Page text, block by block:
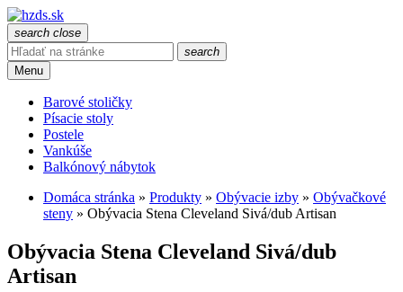
search close
search
Menu
Barové stoličky
Písacie stoly
Postele
Vankúše
Balkónový nábytok
Domáca stránka » Produkty » Obývacie izby » Obývačkové
steny » Obývacia Stena Cleveland Sivá/dub Artisan
Obývacia Stena Cleveland Sivá/dub
Artisan